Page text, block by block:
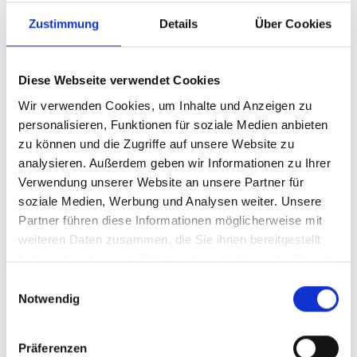
Zustimmung Details Über Cookies
Diese Webseite verwendet Cookies
Wir verwenden Cookies, um Inhalte und Anzeigen zu
personalisieren, Funktionen für soziale Medien anbieten
zu können und die Zugriffe auf unsere Website zu
analysieren. Außerdem geben wir Informationen zu Ihrer
Verwendung unserer Website an unsere Partner für
soziale Medien, Werbung und Analysen weiter. Unsere
Partner führen diese Informationen möglicherweise mit
weiteren Daten zusammen, die Sie ihnen bereitgestellt
haben oder die sie im Rahmen Ihrer Nutzung der Dienste
Notwendig
Präferenzen
Warranty, Silver, 2 Year,
for SX1012 Series Switch
Produktnummer:
ANV-780S12N0ZP2CMI24
Hersteller-Nr.:
780-S12N0Z+P2CMI24
Hersteller:
NVIDIA
Verfügbarkeit:
Nicht lagernd
Lieferzeit:
Nicht mehr verfügbar
Preis auf Anfrage
Silver, 2 Year, for SX1012 Series Switch Mellanox # SUP-